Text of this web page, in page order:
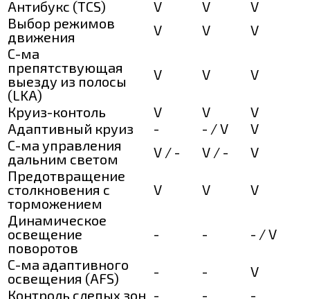
Антибукс (TCS)
V V
V
Выбор режимов
движения
V V
V
С-ма
препятствующая
выезду из полосы
(LKA)
V V V
Круиз-контоль V V
V
Адаптивный круиз
- - / V
V
С-ма управления
дальним светом
V / - V / -
V
Предотвращение
столкновения с
торможением
V V
V
Динамическое
освещение
поворотов
- -
- / V
С-ма адаптивного
освещения (AFS)
- -
V
Контроль слепых зон - -
-